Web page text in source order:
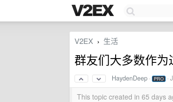
V2EX › 生活
群友们大多数作为
HaydenDeep · PRO ·
This topic created in 65 days